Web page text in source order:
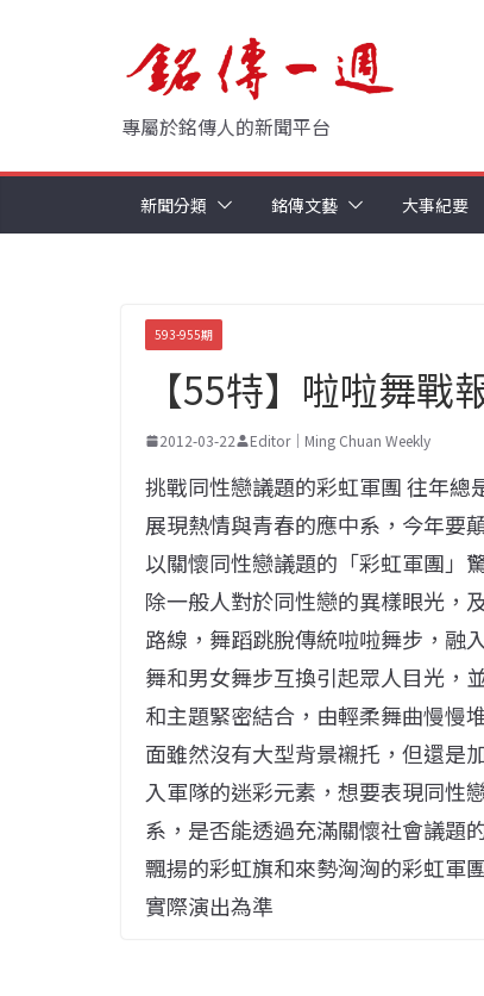
專屬於銘傳人的新聞平台
新聞分類 銘傳文藝 大事紀要
593-955期
【55特】啦啦舞戰
2012-03-22 Editor｜Ming Chuan Weekly
挑戰同性戀議題的彩虹軍團 往年總
展現熱情與青春的應中系，今年要
以關懷同性戀議題的「彩虹軍團」
除一般人對於同性戀的異樣眼光，
路線，舞蹈跳脫傳統啦啦舞步，融
舞和男女舞步互換引起眾人目光，
和主題緊密結合，由輕柔舞曲慢慢
面雖然沒有大型背景襯托，但還是
入軍隊的迷彩元素，想要表現同性
系，是否能透過充滿關懷社會議題
飄揚的彩虹旗和來勢洶洶的彩虹軍
實際演出為準